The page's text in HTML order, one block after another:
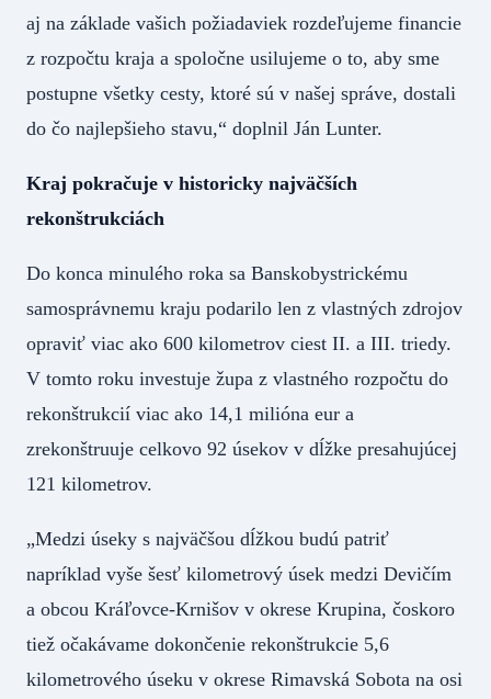
aj na základe vašich požiadaviek rozdeľujeme financie
z rozpočtu kraja a spoločne usilujeme o to, aby sme
postupne všetky cesty, ktoré sú v našej správe, dostali
do čo najlepšieho stavu,“ doplnil Ján Lunter.
Kraj pokračuje v historicky najväčších
rekonštrukciách
Do konca minulého roka sa Banskobystrickému
samosprávnemu kraju podarilo len z vlastných zdrojov
opraviť viac ako 600 kilometrov ciest II. a III. triedy.
V tomto roku investuje župa z vlastného rozpočtu do
rekonštrukcií viac ako 14,1 milióna eur a
zrekonštruuje celkovo 92 úsekov v dĺžke presahujúcej
121 kilometrov.
„Medzi úseky s najväčšou dĺžkou budú patriť
napríklad vyše šesť kilometrový úsek medzi Devičím
a obcou Kráľovce-Krnišov v okrese Krupina, čoskoro
tiež očakávame dokončenie rekonštrukcie 5,6
kilometrového úseku v okrese Rimavská Sobota na osi